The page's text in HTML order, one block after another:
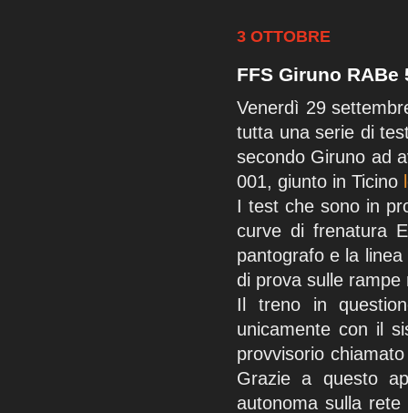
3 OTTOBRE
FFS Giruno
Venerdì 29
tutta una serie di
secondo Giruno ad
001, giunto in Ticino
I test che sono in
curve di frenatura
pantografo e la
di prova sulle
Il treno in
unicamente con il
provvisorio
Grazie a questo
autonoma sulla